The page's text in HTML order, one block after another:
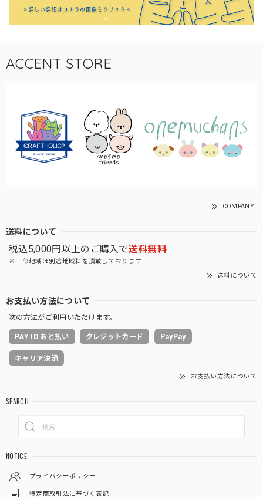
ACCENT STORE
COMPANY
送料について
税込5,000円以上のご購入で送料無料
※一部地域は別途地域料を頂戴しております
送料について
お支払い方法について
次の方法がご利用いただけます。
PAY ID あと払い クレジットカード PayPay
キャリア決済
お支払い方法について
SEARCH
NOTICE
プライバシーポリシー
特定商取引法に基づく表記